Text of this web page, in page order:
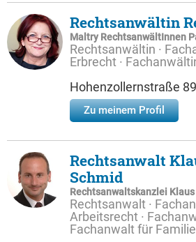
Rechtsanwältin
Maltry RechtsanwältInnen
Rechtsanwältin ·
Erbrecht ·
Hohenzollernstraße
Zu meinem Profil
Rechtsanwalt
Schmid
Rechtsanwaltskanzlei Klaus
Rechtsanwalt ·
Arbeitsrecht ·
Fachanwalt für